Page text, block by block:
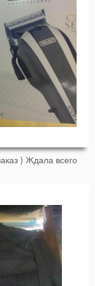
) Ждала всего